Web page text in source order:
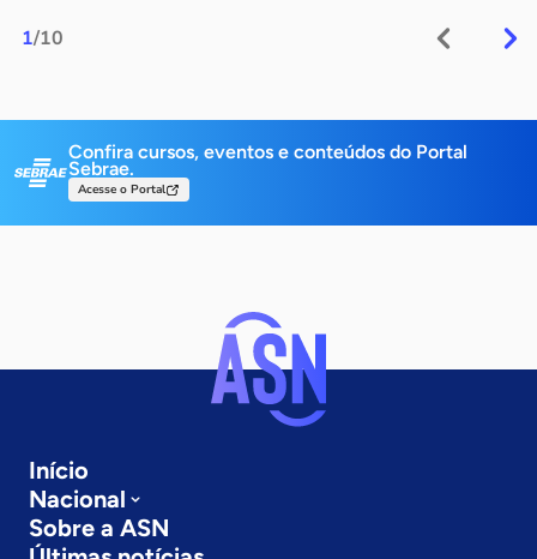
1/10
Confira cursos, eventos e conteúdos do Portal
Sebrae.
Acesse o Portal
Início
Nacional
Sobre a ASN